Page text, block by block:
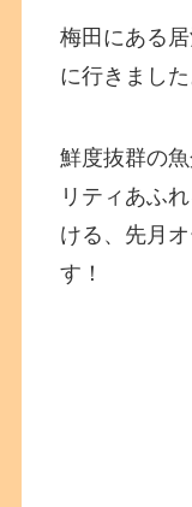
梅田にある
に行きました
鮮度抜群の
リティあふ
ける、先月
す！